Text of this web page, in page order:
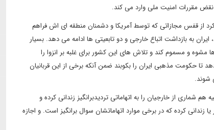
نقض مقررات امنیت ملی وارد می کند.
از قفس مجازاتی که توسط آمریکا و دشمنان منطقه ای اش فراهم
به بازداشت اتباع خارجی و دو تابعیتی ها ادامه می دهد. بسیار
مشوه و مسموم کند و تلاش های این کشور برای غلبه بر انزوا را
حکومت مذهبی ایران را بکوبند ضمن آنکه برخی از این قربانیان
شوند.
شماری از خارجیان را به اتهاماتی تردیدبرانگیز زندانی کرده و
زندانی کرده که در برخی موارد اتهاماتشان سوال برانگیز است. و اجازه